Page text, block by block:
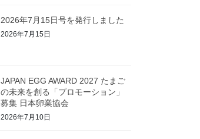
2026年7月15日号を発行しました
2026年7月15日
JAPAN EGG AWARD 2027 たまご
の未来を創る「プロモーション」
募集 日本卵業協会
2026年7月10日